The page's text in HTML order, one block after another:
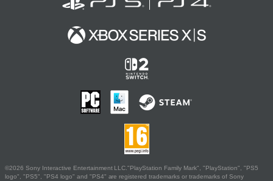
©2026 Sony Interactive Entertainment LLC."PlayStation Family Mark", "PlayStation", "PS5
logo", "PS5", "PS4 logo" and "PS4" are registered trademarks or trademarks of Sony